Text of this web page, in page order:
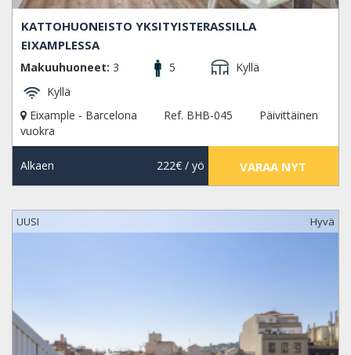
KATTOHUONEISTO YKSITYISTERASSILLA
EIXAMPLESSA
Makuuhuoneet: 3 5
Kyllä
Kyllä
Eixample - Barcelona
Ref. BHB-045
Päivittäinen
vuokra
Alkaen 222€/ yö VARAA NYT
UUSI Hyvä